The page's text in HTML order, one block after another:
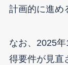
計画的に進め
なお、2025
得要件が見直